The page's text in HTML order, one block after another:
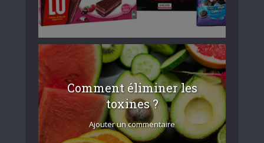
Comment éliminer les
toxines ?
Ajouter un commentaire